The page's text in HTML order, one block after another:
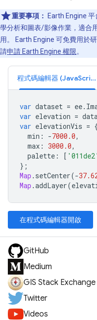
重要事項：
Earth Engine
學分析和圖表/影像作業，適合
用。 Earth Engine 可免費用於
請申請 Earth Engine 權限。
程式碼編輯器 (JavaScript)
var dataset = ee.
var elevation =
var elevationVis = {
min : -7000.0,
max : 3000.0,
palette : [ '011de2'
};
Map . setCenter(-
Map .addLayer(
在程式碼編輯器開啟
GitHub
Medium
GIS Stack Exchange
Twitter
Videos